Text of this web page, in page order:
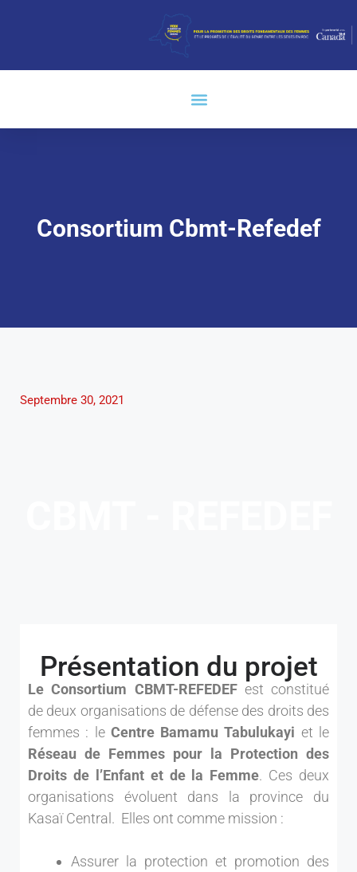
Consortium Cbmt-Refedef
Septembre 30, 2021
Présentation du projet
Le Consortium CBMT-REFEDEF est constitué
de deux organisations de défense des droits des
femmes : le Centre Bamamu Tabulukayi et le
Réseau de Femmes pour la Protection des
Droits de l’Enfant et de la Femme. Ces deux
organisations évoluent dans la province du
Kasaï Central. Elles ont comme mission :
Assurer la protection et promotion des